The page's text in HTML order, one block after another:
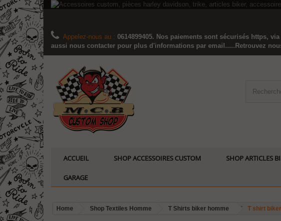
Appelez-nous au : 0614899405. Nos paiements sont sécurisés https,
aussi nous contacter pour plus d'informations par email.....Retrouvez
ACCUEIL SHOP ACCESSOIRES CUSTOM SHOP ARTICLES
GARAGE
Home Shop Textiles Homme T Shirts biker homme T shirt